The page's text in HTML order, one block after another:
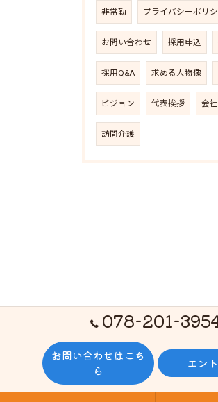
非常勤 プライバシーポリ
お問い合わせ 採用申込
採用Q&A 求める人物像
ビジョン 代表挨拶 会
訪問介護
078-201-
お問い合わせはこち
ら
エン